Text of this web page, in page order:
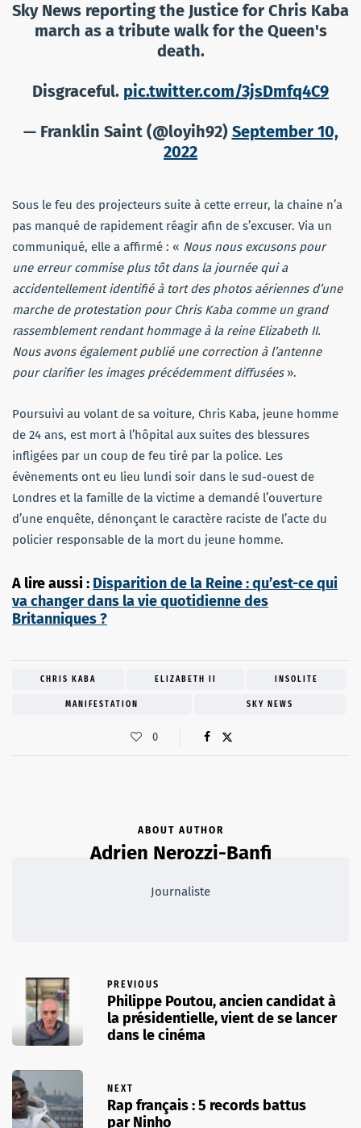
Sky News reporting the Justice for Chris Kaba
march as a tribute walk for the Queen's
death.
Disgraceful. pic.twitter.com/3jsDmfq4C9
— Franklin Saint (@loyih92) September 10,
2022
Sous le feu des projecteurs suite à cette erreur, la chaine n’a
pas manqué de rapidement réagir afin de s’excuser. Via un
communiqué, elle a affirmé : « Nous nous excusons pour
une erreur commise plus tôt dans la journée qui a
accidentellement identifié à tort des photos aériennes d’une
marche de protestation pour Chris Kaba comme un grand
rassemblement rendant hommage à la reine Elizabeth II.
Nous avons également publié une correction à l’antenne
pour clarifier les images précédemment diffusées».
Poursuivi au volant de sa voiture, Chris Kaba, jeune homme
de 24 ans, est mort à l’hôpital aux suites des blessures
infligées par un coup de feu tiré par la police. Les
évènements ont eu lieu lundi soir dans le sud-ouest de
Londres et la famille de la victime a demandé l’ouverture
d’une enquête, dénonçant le caractère raciste de l’acte du
policier responsable de la mort du jeune homme.
A lire aussi : Disparition de la Reine : qu’est-ce qui
va changer dans la vie quotidienne des
Britanniques ?
CHRIS KABA ELIZABETH II INSOLITE
MANIFESTATION SKY NEWS
0
ABOUT AUTHOR
Adrien Nerozzi-Banfi
Journaliste
PREVIOUS
Philippe Poutou, ancien candidat à
la présidentielle, vient de se lancer
dans le cinéma
NEXT
Rap français : 5 records battus
par Ninho